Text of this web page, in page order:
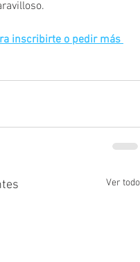
inscribirte o pedir más
Ver todo